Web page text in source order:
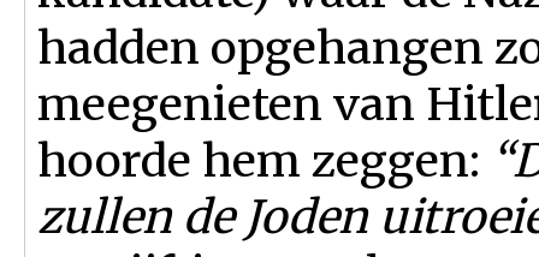
hadden opgehangen
meegenieten van
hoorde hem zeggen:
zullen de Joden